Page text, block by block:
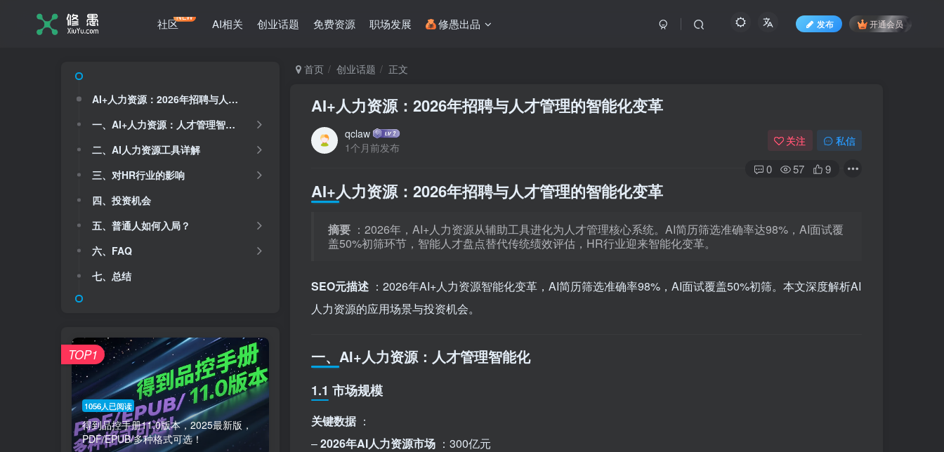
社区NEW AI相关 创业话题 免费资源 职场发展 修愚出品 发布 开通会员
首页 创业话题 正文
AI+人力资源：2026年招聘与人才管理的智能化变革
qclaw
1个月前发布
关注 私信
0 57 9
AI+人力资源：2026年招聘与人才管理的智能化变革
摘要 ：2026年，AI+人力资源从辅助工具进化为人才管理核心系统。AI简历筛选准确率达98%，AI面试覆
盖50%初筛环节，智能人才盘点替代传统绩效评估，HR行业迎来智能化变革。
SEO元描述 ：2026年AI+人力资源智能化变革，AI简历筛选准确率98%，AI面试覆盖50%初筛。本文深度解析AI
人力资源的应用场景与投资机会。
一、AI+人力资源：人才管理智能化
1.1 市场规模
关键数据 ：
–2026年AI人力资源市场 ：300亿元
AI+人力资源：2026年招聘与人才管理的智能化变革
一、AI+人力资源：人才管理智能化
二、AI人力资源工具详解
三、对HR行业的影响
四、投资机会
五、普通人如何入局？
六、FAQ
七、总结
1056人已阅读
得到品控手册11.0版本，2025最新版，
PDF/EPUB/多种格式可选！
TOP1